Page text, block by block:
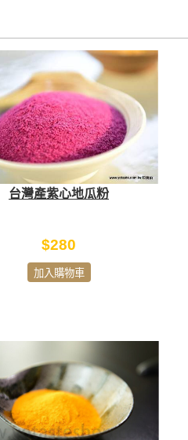
台灣產紫心地瓜粉
$280
加入購物車